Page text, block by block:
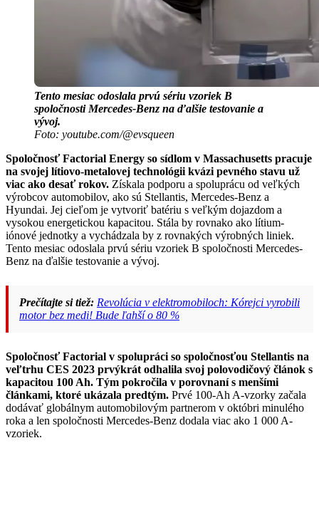
Tento mesiac odoslala prvú sériu vzoriek B
spoločnosti Mercedes-Benz na ďalšie testovanie a
vývoj.
Foto: youtube.com/@evsqueen
Spoločnosť Factorial Energy so sídlom v Massachusetts pracuje
na svojej lítiovo-metalovej technológii kvázi pevného stavu už
viac ako desať rokov. Získala podporu a spoluprácu od veľkých
výrobcov automobilov, ako sú Stellantis, Mercedes-Benz a
Hyundai. Jej cieľom je vytvoriť batériu s veľkým dojazdom a
vysokou energetickou kapacitou. Stála by rovnako ako lítium-
iónové jednotky a vychádzala by z rovnakých výrobných liniek.
Tento mesiac odoslala prvú sériu vzoriek B spoločnosti Mercedes-
Benz na ďalšie testovanie a vývoj.
Prečítajte si tiež: Revolúcia v elektromobiloch: Kórejci vyrobili
motor bez medi! Bude ľahší o 80 %
Spoločnosť Factorial v spolupráci so spoločnosťou Stellantis na
veľtrhu CES 2023 prvýkrát odhalila svoj polovodičový článok s
kapacitou 100 Ah. Tým pokročila v porovnaní s menšími
článkami, ktoré ukázala predtým. Prvé 100-Ah A-vzorky začala
dodávať globálnym automobilovým partnerom v októbri minulého
roka a len spoločnosti Mercedes-Benz dodala viac ako 1 000 A-
vzoriek.